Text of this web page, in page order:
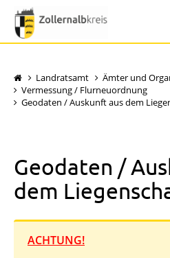
Landratsamt
Ämter und
Vermessung / Flurneuordnung
Geodaten / Auskunft aus dem
Geodaten /
dem
ACHTUNG!